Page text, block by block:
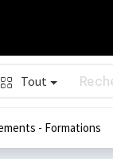
Tout
- Formations